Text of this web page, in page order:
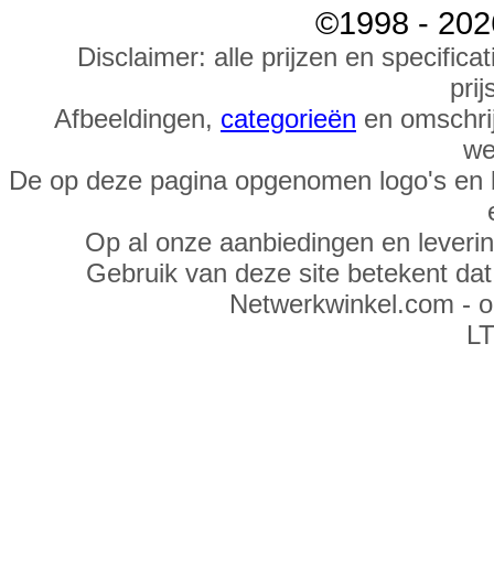
©1998 -
Disclaimer: alle prijzen en
Afbeeldingen, categorieën en
De op deze pagina opgenomen logo's
Op al onze aanbiedingen en
Gebruik van deze site betekent
Netwerkwinkel.com -